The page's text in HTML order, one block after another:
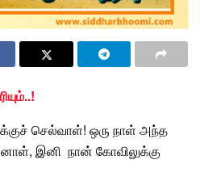
செல்வாள்! ஒரு நாள் அந்த
இனி நான் கோவிலுக்கு